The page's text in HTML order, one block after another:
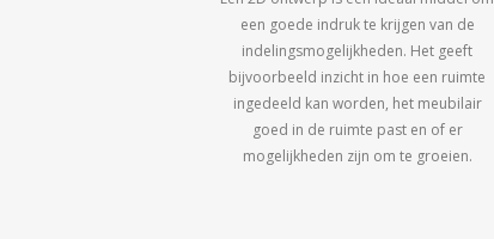
een goede indruk te krijgen van de
indelingsmogelijkheden. Het geeft
bijvoorbeeld inzicht in hoe een ruimte
ingedeeld kan worden, het meubilair
goed in de ruimte past en of er
mogelijkheden zijn om te groeien.